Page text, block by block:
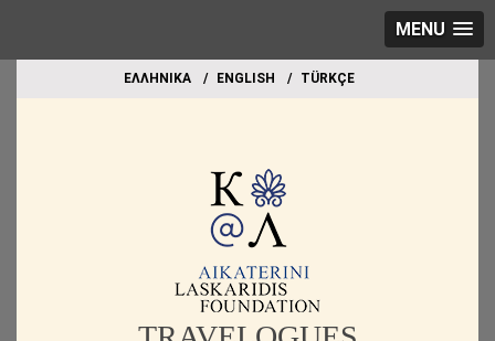
MENU
EΛΛΗΝΙΚΑ ΕΝGLISH TÜRKÇE